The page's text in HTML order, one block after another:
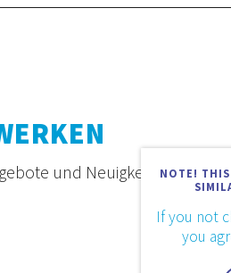
NOTE!
If you not
you
und Neuigkeiten.